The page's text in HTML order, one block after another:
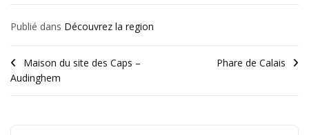
Publié dans Découvrez la region
Maison du site des Caps –
Audinghem
Phare de Calais